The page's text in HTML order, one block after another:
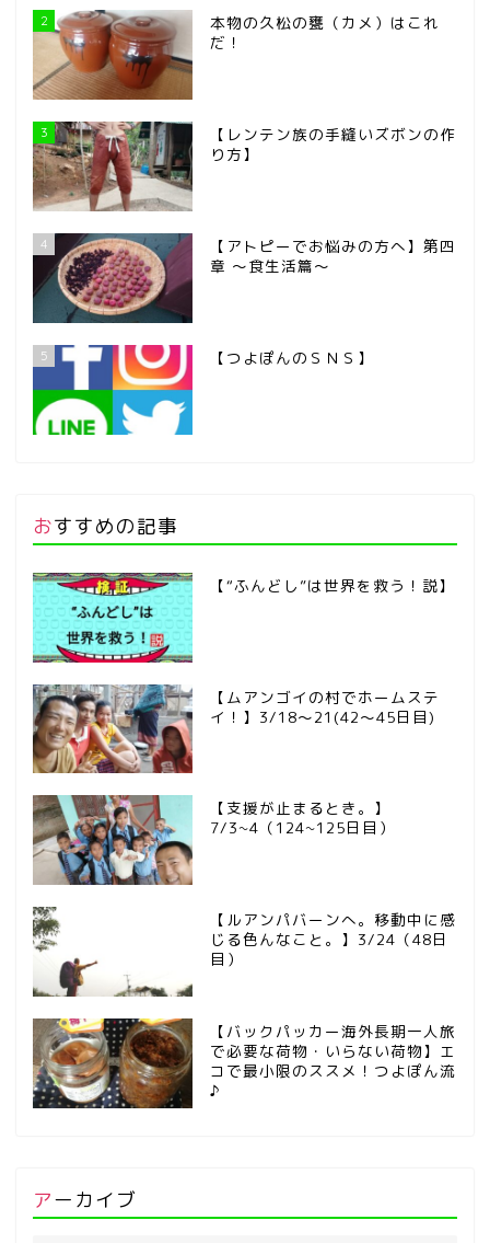
2
本物の久松の甕（カメ）はこれ
だ！
3
【レンテン族の手縫いズボンの作
り方】
4
【アトピーでお悩みの方へ】第四
章 ～食生活篇～
5 【つよぽんのＳＮＳ】
おすすめの記事
【“ふんどし”は世界を救う！説】
【ムアンゴイの村でホームステ
イ！】3/18～21(42～45日目)
【支援が止まるとき。】
7/3~4（124~125日目）
【ルアンパバーンへ。移動中に感
じる色んなこと。】3/24（48日
目）
【バックパッカー海外長期一人旅
で必要な荷物・いらない荷物】エ
コで最小限のススメ！つよぽん流
♪
アーカイブ